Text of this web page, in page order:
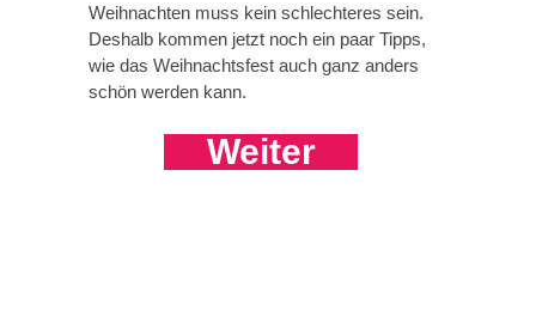
Weihnachten muss kein schlechteres sein.
Deshalb kommen jetzt noch ein paar Tipps,
wie das Weihnachtsfest auch ganz anders
schön werden kann.
Weiter